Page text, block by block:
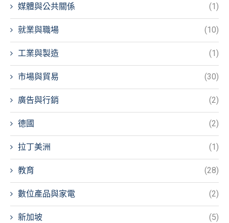
媒體與公共關係 (1)
就業與職場 (10)
工業與製造 (1)
市場與貿易 (30)
廣告與行銷 (2)
德國 (2)
拉丁美洲 (1)
教育 (28)
數位產品與家電 (2)
新加坡 (5)